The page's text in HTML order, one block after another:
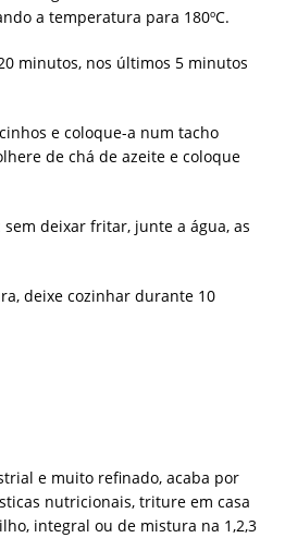
a temperatura para 180ºC.
minutos, nos últimos 5 minutos
e coloque-a num tacho
de chá de azeite e coloque
deixar fritar, junte a água, as
deixe cozinhar durante 10
e muito refinado, acaba por
nutricionais, triture em casa
integral ou de mistura na 1,2,3